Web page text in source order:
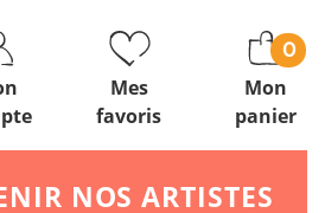
Mes
favoris
Mon
panier
0
NOS ARTISTES